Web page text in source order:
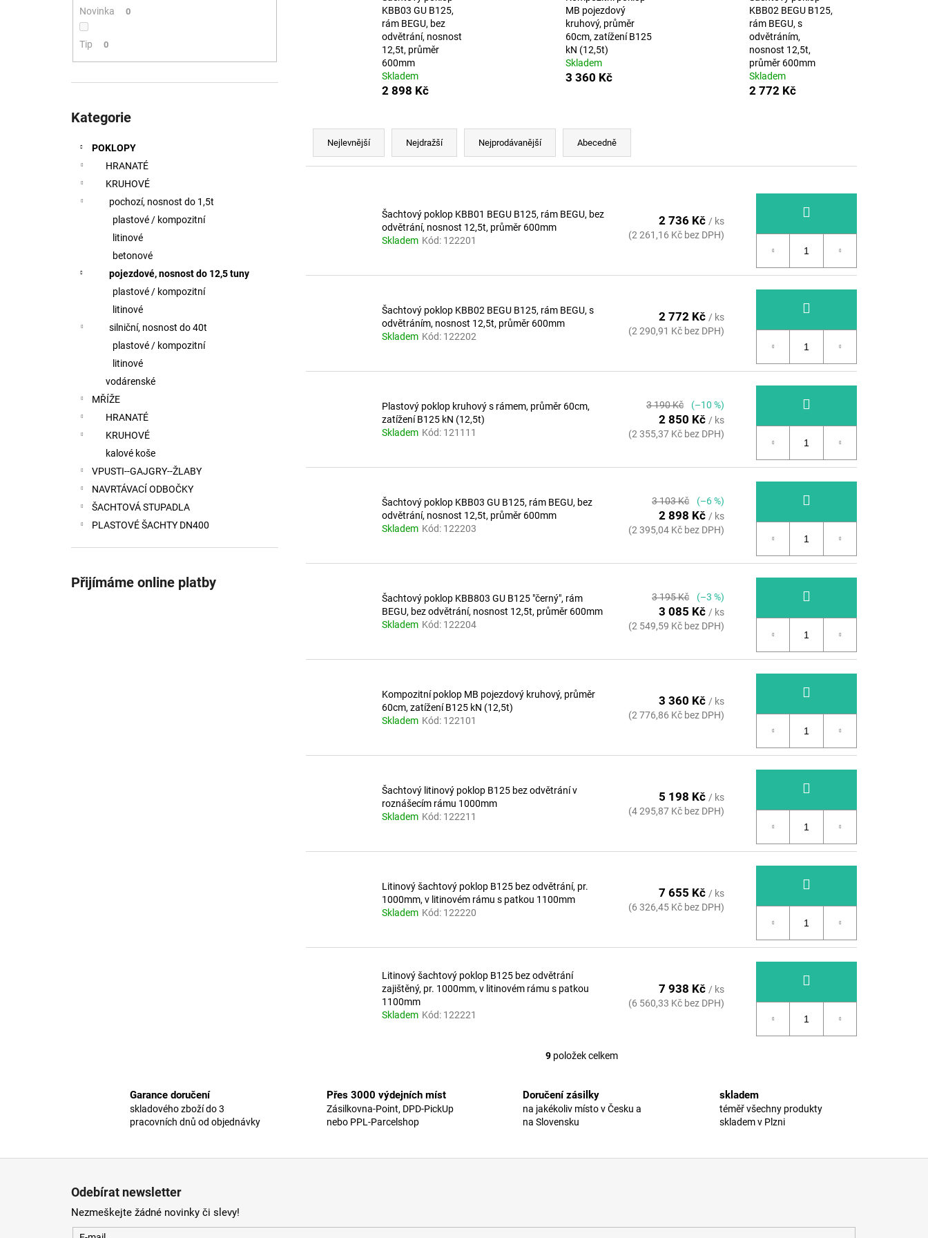
Novinka 0
Tip 0
kategorie
Kategorie
POKLOPY
HRANATÉ
KRUHOVÉ
pochozí, nosnost do 1,5t
plastové / kompozitní
litinové
betonové
pojezdové, nosnost do 12,5 tuny
plastové / kompozitní
litinové
silniční, nosnost do 40t
plastové / kompozitní
litinové
vodárenské
MŘÍŽE
HRANATÉ
KRUHOVÉ
kalové koše
VPUSTI--GAJGRY--ŽLABY
NAVRTÁVACÍ ODBOČKY
ŠACHTOVÁ STUPADLA
PLASTOVÉ ŠACHTY DN400
Přijímáme online platby
KBB03 GU B125,
rám BEGU, bez
odvětrání, nosnost
12,5t, průměr
600mm
Skladem
2 898 Kč
MB pojezdový
kruhový, průměr
60cm, zatížení B125
kN (12,5t)
Skladem
3 360 Kč
KBB02 BEGU B125,
rám BEGU, s
odvětráním,
nosnost 12,5t,
průměr 600mm
Skladem
2 772 Kč
Ř
z
o
Nejlevnější Nejdražší Nejprodávanější Abecedně
p
k
Šachtový poklop KBB01 BEGU B125, rám BEGU, bez
odvětrání, nosnost 12,5t, průměr 600mm
Skladem Kód: 122201
2 736 Kč / ks
(2 261,16 Kč bez DPH)
Šachtový poklop KBB02 BEGU B125, rám BEGU, s
odvětráním, nosnost 12,5t, průměr 600mm
Skladem Kód: 122202
2 772 Kč / ks
(2 290,91 Kč bez DPH)
Plastový poklop kruhový s rámem, průměr 60cm,
zatížení B125 kN (12,5t)
Skladem Kód: 121111
3 190 Kč (–10 %)
2 850 Kč / ks
(2 355,37 Kč bez DPH)
Šachtový poklop KBB03 GU B125, rám BEGU, bez
odvětrání, nosnost 12,5t, průměr 600mm
Skladem Kód: 122203
3 103 Kč (–6 %)
2 898 Kč / ks
(2 395,04 Kč bez DPH)
Šachtový poklop KBB803 GU B125 "černý", rám
BEGU, bez odvětrání, nosnost 12,5t, průměr 600mm
Skladem Kód: 122204
3 195 Kč (–3 %)
3 085 Kč / ks
(2 549,59 Kč bez DPH)
Kompozitní poklop MB pojezdový kruhový, průměr
60cm, zatížení B125 kN (12,5t)
Skladem Kód: 122101
3 360 Kč / ks
(2 776,86 Kč bez DPH)
Šachtový litinový poklop B125 bez odvětrání v
roznášecím rámu 1000mm
Skladem Kód: 122211
5 198 Kč / ks
(4 295,87 Kč bez DPH)
Litinový šachtový poklop B125 bez odvětrání, pr.
1000mm, v litinovém rámu s patkou 1100mm
Skladem Kód: 122220
7 655 Kč / ks
(6 326,45 Kč bez DPH)
Litinový šachtový poklop B125 bez odvětrání
zajištěný, pr. 1000mm, v litinovém rámu s patkou
1100mm
Skladem Kód: 122221
7 938 Kč / ks
(6 560,33 Kč bez DPH)
O
l
á
c
k
9položek celkem
Garance doručení
skladového zboží do 3
pracovních dnů od objednávky
Přes 3000 výdejních míst
Zásilkovna-Point, DPD-PickUp
nebo PPL-Parcelshop
Doručení zásilky
na jakékoliv místo v Česku a
na Slovensku
skladem
téměř všechny produkty
skladem v Plzni
200 Kč
Původně:
HMOŽDINKA ŠACHTOVÉHO STUPADLA
KALOVÝ KOŠ B1, OCEL. ŽÁROVĚ
ZINKOVANÝ LAPAČ, DL.25CM,
PR.38,5CM
564 Kč
Odebírat newsletter
Nezmeškejte žádné novinky či slevy!